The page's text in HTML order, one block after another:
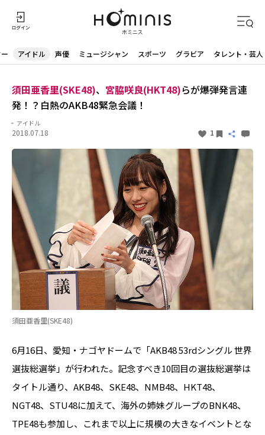
アイドル 声優 ミュージシャン スポーツ グラビア タレント・芸人
須田亜香里(SKE48)、 宮脇咲良(HKT48)らが爆弾発言連
発！？白熱のAKB48緊急会議！
アイドル
2018.07.18 1
須田亜香里(SKE48)
6月16日、愛知・ナゴヤドームで「AKB48 53rdシングル 世界
選抜総選挙」が行われた。記念すべき10回目の選抜総選挙は
タイトル通り、AKB48、SKE48、NMB48、HKT48、
NGT48、STU48に加えて、海外の姉妹グループのBNK48、
TPE48も参加し、これまで以上に規模の大きなイベントとな